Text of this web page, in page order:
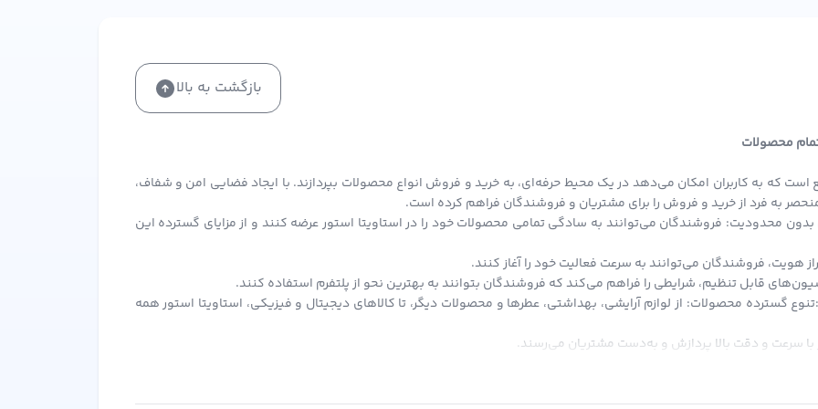
برای دوستانم بود." - نیلوفر از اصفهان
را از استاویتا استوردریافت کنید.
مناسب است، اما در صورت داشتن آلرژی خاص، بهتر است ابتدا تست کنید.
ما آماده پاسخگویی به سوالات شماست.
بازگشت به بالا
تمام محصولات
است که به کاربران امکان می‌دهد در یک محیط حرفه‌ای، به خرید و فروش انواع محصولات بپردازند. با ایجاد فضایی امن و شفاف،
منحصر به فرد از خرید و فروش را برای مشتریان و فروشندگان فراهم کرده است.
بدون محدودیت: فروشندگان می‌توانند به سادگی تمامی محصولات خود را در استاویتا استور عرضه کنند و از مزایای گسترده این
هویت، فروشندگان می‌توانند به سرعت فعالیت خود را آغاز کنند.
قابل تنظیم، شرایطی را فراهم می‌کند که فروشندگان بتوانند به بهترین نحو از پلتفرم استفاده کنند.
گسترده محصولات: از لوازم آرایشی، بهداشتی، عطرها و محصولات دیگر، تا کالاهای دیجیتال و فیزیکی، استاویتا استور همه
سرعت و دقت بالا پردازش و به‌دست مشتریان می‌رسند.
به صورت اعتبار به کیف پول دیجیتال شما اضافه می‌شود که می‌توانید در سفارش‌های بعدی از آن استفاده کنید.
انحصار در حوزه فروش دیجیتال و فیزیکی، تلاش می‌کند تا بستری برابر و آزاد برای همه فروشندگان و خریداران ایجاد کند. این